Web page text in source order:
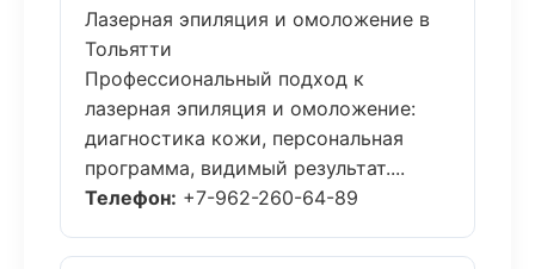
Лазерная эпиляция и омоложение в
Тольятти
Профессиональный подход к
лазерная эпиляция и омоложение:
диагностика кожи, персональная
программа, видимый результат....
Телефон: +7-962-260-64-89